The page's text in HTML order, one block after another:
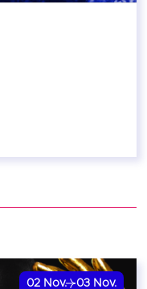
02 Nov. 03 Nov.